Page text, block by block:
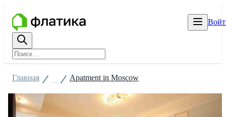
Главная Аpatment in Moscow